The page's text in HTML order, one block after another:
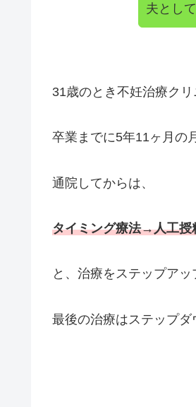
夫とし
31歳のとき不妊治療クリ
卒業までに5年11ヶ月の
通院してからは、
タイミング療法→人工
と、治療をステップアッ
最後の治療はステップダ